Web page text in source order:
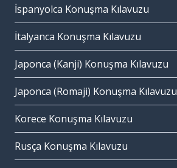
İspanyolca Konuşma Kılavuzu
İtalyanca Konuşma Kılavuzu
Japonca (Kanji) Konuşma Kılavuzu
Japonca (Romaji) Konuşma Kılavuzu
Korece Konuşma Kılavuzu
Rusça Konuşma Kılavuzu